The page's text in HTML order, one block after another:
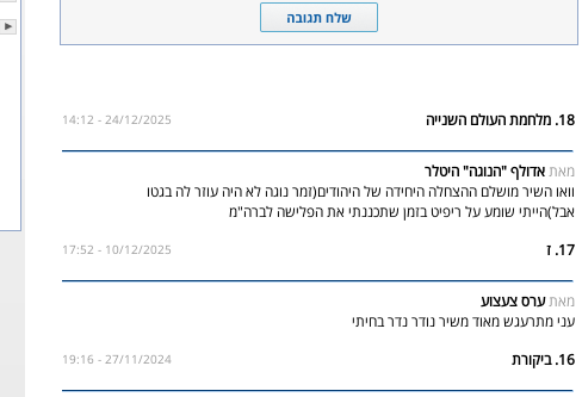
18. מלחמת העולם השנייה 24/12/2025 - 14:12
מאתאדולף "הנוגה" היטלר
וואו השיר מושלם ההצחלה היחידה של היהודים(זמר נוגה לא היה עוזר לה בגטו
אבל)הייתי שומע על ריפיט בזמן שתכננתי את הפלישה לברה"מ
17. ז
10/12/2025 - 17:52
מאתערס צעצוע
עני מתרעגש מאוד משיר נודר נדר בחיתי
16. ביקורת
27/11/2024 - 19:16